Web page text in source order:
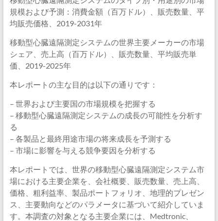
規模および予測：消費金額（百万ドル）、販売数量、平
均販売価格、2019-2031年
移動型心臓遠隔測定システムの世界主要メーカーの市場
シェア、売上高（百万ドル）、販売数量、平均販売単
価、2019-2025年
本レポートの主な目的は以下の通りです：
– 世界および主要国の市場規模を把握する
– 移動型心臓遠隔測定システムの成長の可能性を分析す
る
– 各製品と最終用途市場の将来成長を予測する
– 市場に影響を与える競争要因を分析する
本レポートでは、世界の移動型心臓遠隔測定システム市
場における主要企業を、会社概要、販売数量、売上高、
価格、粗利益率、製品ポートフォリオ、地理的プレゼン
ス、主要動向などのパラメータに基づいて紹介していま
す。本調査の対象となる主要企業には、Medtronic、